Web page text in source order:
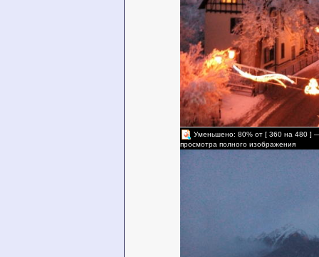
Уменьшено: 80% от [ 360 на 480 ]
просмотра полного изображения